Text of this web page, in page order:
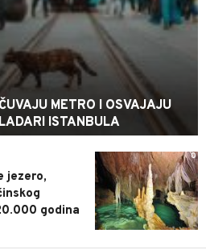
METRO I OSVAJAJU
ISTANBULA
0
jezero,
godina